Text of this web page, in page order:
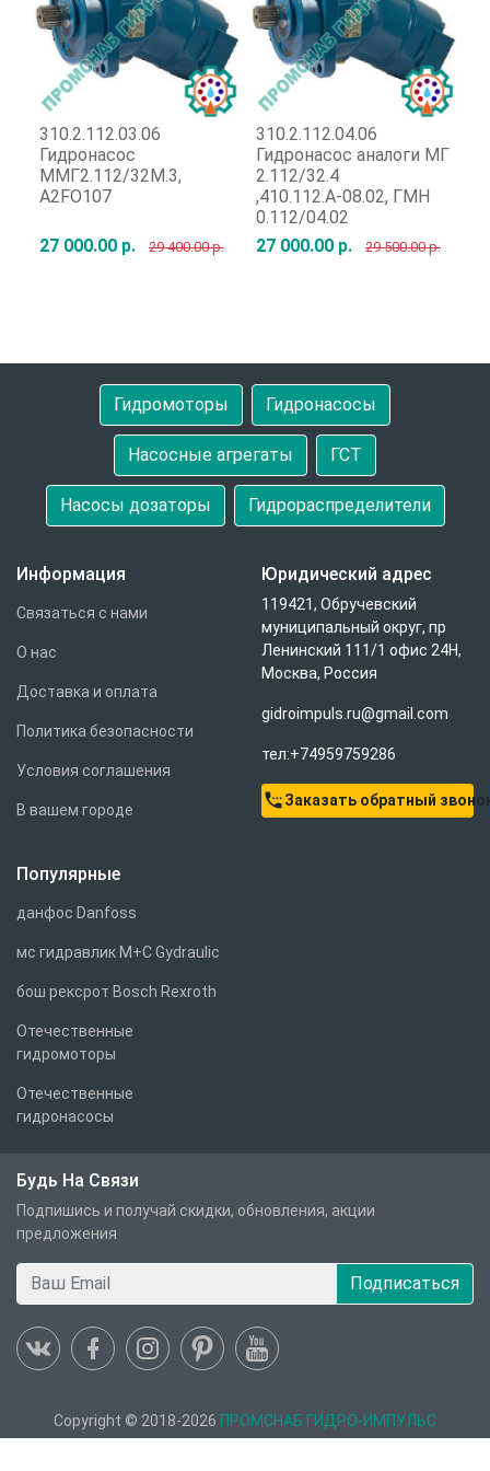
310.2.112.03.06
Гидронасос
ММГ2.112/32М.3,
A2FO107
27 000.00 р. 29 400.00 р.
310.2.112.04.06
Гидронасос аналоги МГ
2.112/32.4
,410.112.А-08.02, ГМН
0.112/04.02
27 000.00 р.
29 500.00 р.
Гидромоторы Гидронасосы
Насосные агрегаты ГСТ
Насосы дозаторы Гидрораспределители
Информация
Связаться с нами
О нас
Доставка и оплата
Политика безопасности
Условия соглашения
В вашем городе
Юридический адрес
119421, Обручевский
муниципальный округ, пр
Ленинский 111/1 офис 24Н,
Москва, Россия
gidroimpuls.ru@gmail.com
тел:+74959759286
settings_phoneЗаказать обратный
Популярные
данфос Danfoss
мс гидравлик M+C Gydraulic
бош рексрот Bosch Rexroth
Отечественные
гидромоторы
Отечественные
гидронасосы
Будь На Связи
Подпишись и получай скидки, обновления, акции
предложения
Подписаться
Copyright © 2018-2026 ПРОМСНАБ ГИДРО-ИМПУЛЬС